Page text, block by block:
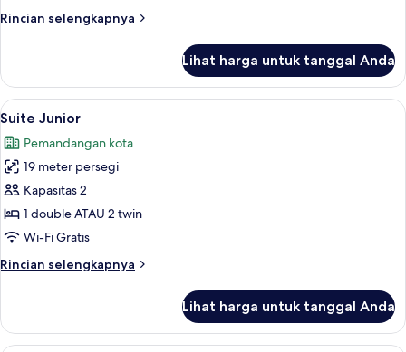
)Rincian selengkapnya
Rincian
Suite,
pemandangan
laut
Lihat harga untuk tanggal Anda
Lihat
semua
foto
untuk
Suite
Junior
Suite Junior | Seprai premium,
7
Suite Junior
Pemandangan kota
19 meter persegi
Kapasitas 2
1 double ATAU 2 twin
Wi-Fi Gratis
Rincian selengkapnya
Rincian
Suite
Junior
Lihat harga untuk tanggal Anda